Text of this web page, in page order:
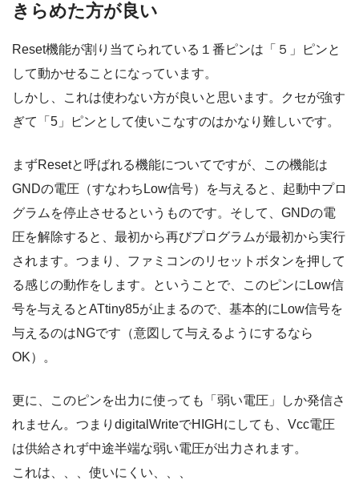
きらめた方が良い
Reset機能が割り当てられている１番ピンは「５」ピンと
して動かせることになっています。
しかし、これは使わない方が良いと思います。クセが強す
ぎて「5」ピンとして使いこなすのはかなり難しいです。
まずResetと呼ばれる機能についてですが、この機能は
GNDの電圧（すなわちLow信号）を与えると、起動中プロ
グラムを停止させるというものです。そして、GNDの電
圧を解除すると、最初から再びプログラムが最初から実行
されます。つまり、ファミコンのリセットボタンを押して
る感じの動作をします。ということで、このピンにLow信
号を与えるとATtiny85が止まるので、基本的にLow信号を
与えるのはNGです（意図して与えるようにするなら
OK）。
更に、このピンを出力に使っても「弱い電圧」しか発信さ
れません。つまりdigitalWriteでHIGHにしても、Vcc電圧
は供給されず中途半端な弱い電圧が出力されます。
これは、、、使いにくい、、、